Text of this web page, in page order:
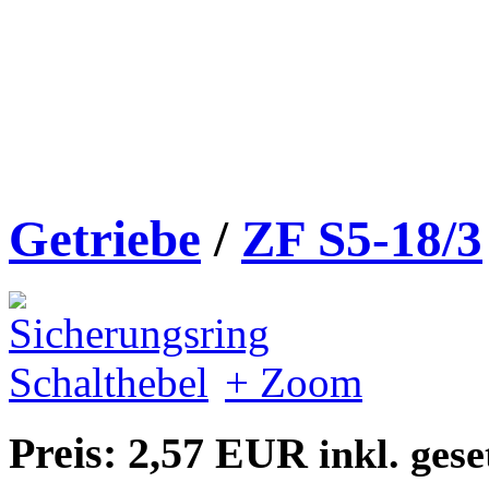
Getriebe / ZF S5-18/3
+ Zoom
Preis: 2,57 EUR inkl.